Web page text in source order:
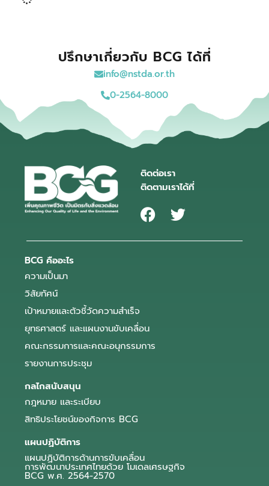
ปรึกษาเกี่ยวกับ BCG ได้ที่
info@nstda.or.th
0-2564-8000
ติดต่อเรา
ติดตามเราได้ที่
BCG คืออะไร
ความเป็นมา
วิสัยทัศน์
เป้าหมายและตัวชี้วัดความสำเร็จ
ยุทธศาสตร์ และแผนงานขับเคลื่อน
คณะกรรมการและคณะอนุกรรมการ
รายงานการประชุม
กลไกสนับสนุน
กฎหมาย และระเบียบ
สิทธิประโยชน์ของกิจการ BCG
แผนปฏิบัติการ
แผนปฏิบัติการด้านการขับเคลื่อน
การพัฒนาประเทศไทยด้วย โมเดลเศรษฐกิจ
BCG พ.ศ. 2564-2570